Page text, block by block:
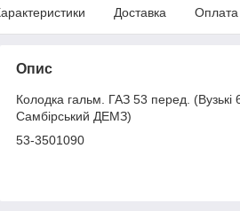
Доставка Оплата
Опис
Колодка гальм. ГАЗ 53 перед.
Самбірський ДЕМЗ)
53-3501090